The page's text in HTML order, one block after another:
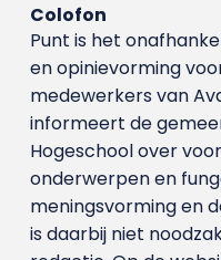
Colofon
Punt is het
en opinievorming
medewerkers van
informeert de
Hogeschool over
onderwerpen en
meningsvorming en
is daarbij niet